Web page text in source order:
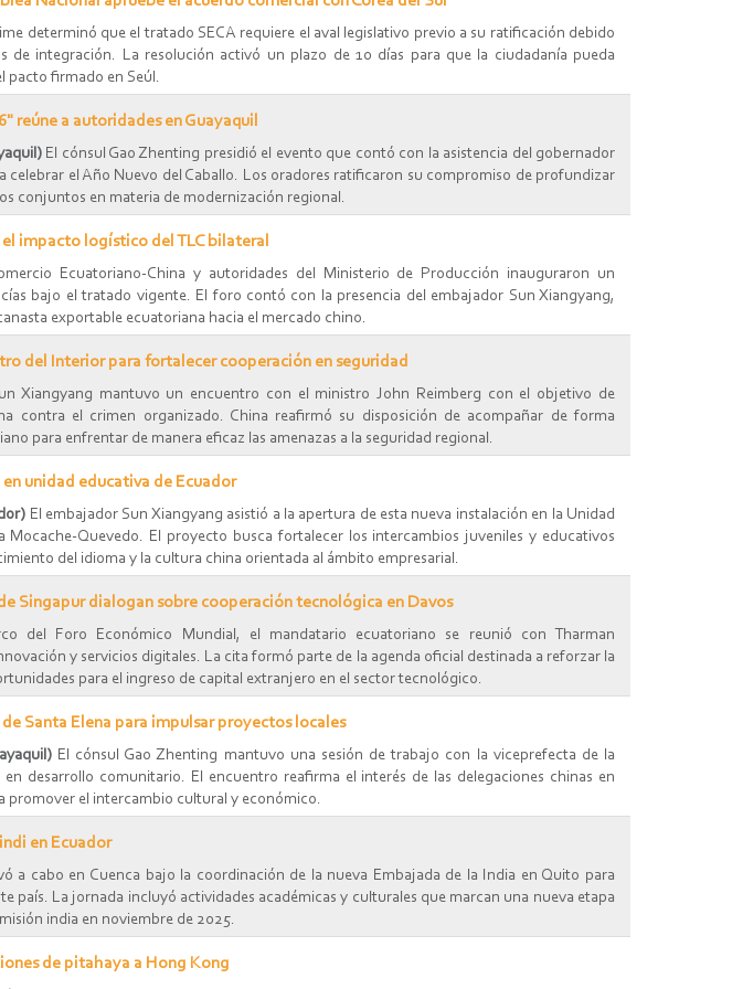
determinó que el tratado SECA requiere el aval legislativo previo a su ratificación debido
de integración. La resolución activó un plazo de 10 días para que la ciudadanía pueda
pacto firmado en Seúl.
reúne a autoridades en Guayaquil
El cónsul Gao Zhenting presidió el evento que contó con la asistencia del gobernador
celebrar el Año Nuevo del Caballo. Los oradores ratificaron su compromiso de profundizar
conjuntos en materia de modernización regional.
impacto logístico del TLC bilateral
Ecuatoriano-China y autoridades del Ministerio de Producción inauguraron un
bajo el tratado vigente. El foro contó con la presencia del embajador Sun Xiangyang,
exportable ecuatoriana hacia el mercado chino.
del Interior para fortalecer cooperación en seguridad
Xiangyang mantuvo un encuentro con el ministro John Reimberg con el objetivo de
contra el crimen organizado. China reafirmó su disposición de acompañar de forma
para enfrentar de manera eficaz las amenazas a la seguridad regional.
unidad educativa de Ecuador
El embajador Sun Xiangyang asistió a la apertura de esta nueva instalación en la Unidad
Mocache-Quevedo. El proyecto busca fortalecer los intercambios juveniles y educativos
del idioma y la cultura china orientada al ámbito empresarial.
Singapur dialogan sobre cooperación tecnológica en Davos
del Foro Económico Mundial, el mandatario ecuatoriano se reunió con Tharman
y servicios digitales. La cita formó parte de la agenda oficial destinada a reforzar la
para el ingreso de capital extranjero en el sector tecnológico.
Santa Elena para impulsar proyectos locales
El cónsul Gao Zhenting mantuvo una sesión de trabajo con la viceprefecta de la
desarrollo comunitario. El encuentro reafirma el interés de las delegaciones chinas en
promover el intercambio cultural y económico.
en Ecuador
a cabo en Cuenca bajo la coordinación de la nueva Embajada de la India en Quito para
país. La jornada incluyó actividades académicas y culturales que marcan una nueva etapa
india en noviembre de 2025.
de pitahaya a Hong Kong